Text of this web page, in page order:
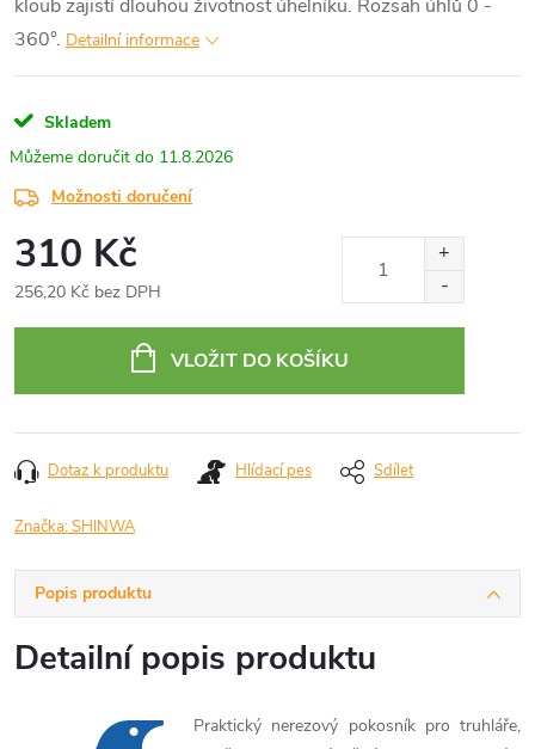
kloub zajistí dlouhou životnost úhelníku. Rozsah úhlů 0 -
360°. Detailní informace
Skladem
11.8.2026
Možnosti doručení
310 Kč
256,20 Kč bez DPH
VLOŽIT DO KOŠÍKU
Dotaz k produktu Hlídací pes Sdílet
Značka:SHINWA
Popis produktu
Detailní popis produktu
Praktický nerezový pokosník pro truhláře,